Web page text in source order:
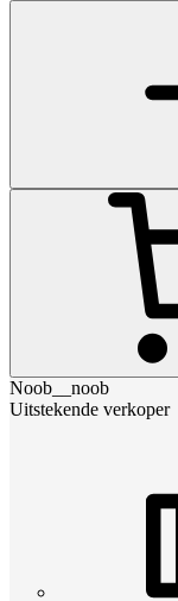
Noob__noob
Uitstekende verkoper